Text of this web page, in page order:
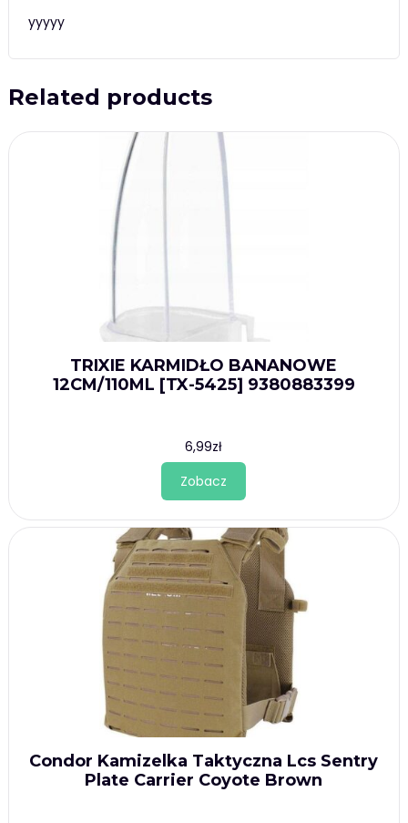
yyyyy
Related products
TRIXIE KARMIDŁO BANANOWE
12CM/110ML [TX-5425] 9380883399
6,99zł
Zobacz
Condor Kamizelka Taktyczna Lcs Sentry
Plate Carrier Coyote Brown